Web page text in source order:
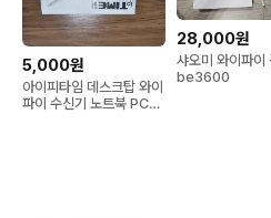
5,000원
아이피타임 데스크탑 와이
파이 수신기 노트북 PC
28,000원
샤오미 와이파이
be3600